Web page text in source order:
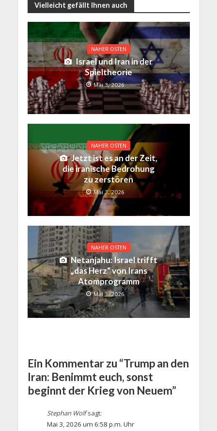
Vielleicht gefällt Ihnen auch
NAHER OSTEN
Israel und Iran in der
Spieltheorie
Mai 3, 2026
NAHER OSTEN
Jetzt ist es an der Zeit,
die iranische Bedrohung
zu zerstören
Mai 3, 2026
NAHER OSTEN
Netanjahu: Israel trifft
„das Herz“ von Irans
Atomprogramm
Mai 3, 2026
Ein Kommentar zu “Trump an den
Iran: Benimmt euch, sonst
beginnt der Krieg von Neuem”
Stephan Wolf sagt:
Mai 3, 2026 um 6:58 p.m. Uhr